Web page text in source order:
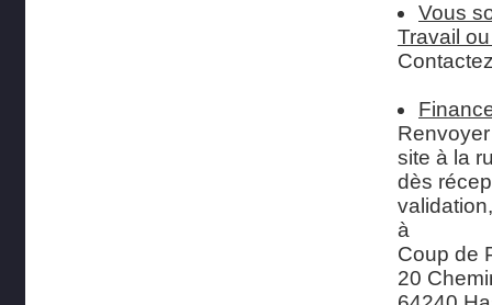
Vous
Travail
site à la
dès
validation,
à
Coup de
20